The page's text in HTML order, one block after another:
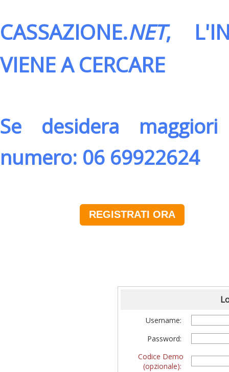
CASSAZIONE.NET,
VIENE A CERCARE
Se desidera
numero: 06 69922624
REGISTRATI ORA
Username:
Password:
Codice Demo
(opzionale):